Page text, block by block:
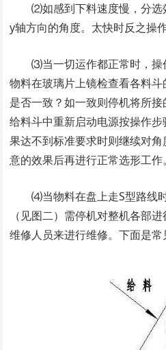
⑵如感到下料速度慢，分选
y轴方向的角度。太快时反之操作
⑶当一切运作都正常时，操
物料在玻璃片上镜检查看各料
是否一致？如一致则停机将所
给料斗中重新启动电源按操作
果达不到标准要求时则继续对
意的效果后再进行正常选形工作。
⑷当物料在盘上走S型路线
（见图二）需停机对整机各部
维修人员来进行维修。下面是常